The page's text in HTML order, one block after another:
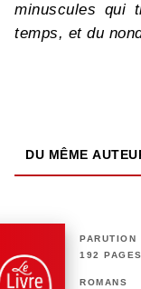
minuscules qui
temps, et du
DU MÊME
192 PAGES
ROMANS